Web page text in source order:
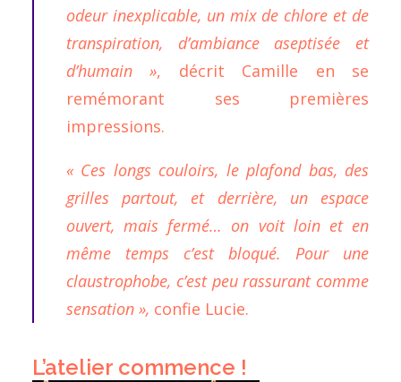
odeur inexplicable, un mix de chlore et de
transpiration, d’ambiance aseptisée et
d’humain », décrit Camille en se
remémorant ses premières
impressions.
« Ces longs couloirs, le plafond bas, des
grilles partout, et derrière, un espace
ouvert, mais fermé… on voit loin et en
même temps c’est bloqué. Pour une
claustrophobe, c’est peu rassurant comme
sensation », confie Lucie.
L’atelier commence !